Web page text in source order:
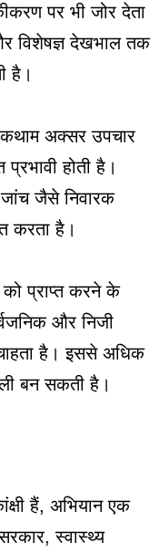
पर भी जोर देता
विशेषज्ञ देखभाल तक
है।
अक्सर उपचार
होती है।
जैसे निवारक
करता है।
को प्राप्त करने के
और निजी
है। इससे अधिक
बन सकती है।
हैं, अभियान एक
स्वास्थ्य